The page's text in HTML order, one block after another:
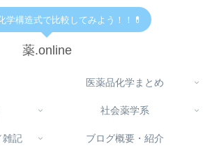
学構造式で比較してみよう！！💊
薬.online
医薬品化学まとめ
社会薬学系
雑記 ブログ概要・紹介